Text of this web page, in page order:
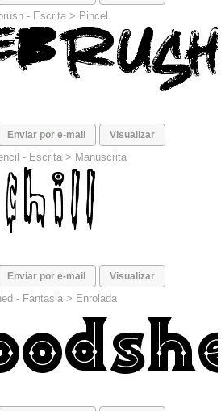
- Escrita> Pincel
Enviar por e-mail Visualizar
- Escrita> Manuscrita
Enviar por e-mail Visualizar
- Fantasia > Enrolada